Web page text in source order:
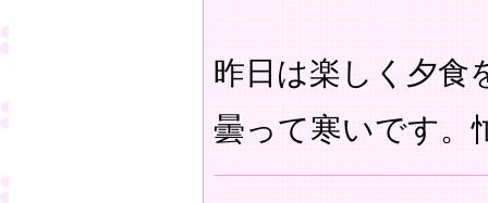
昨日は楽しく夕食
曇って寒いです。